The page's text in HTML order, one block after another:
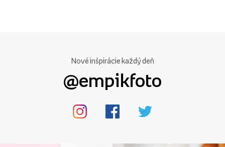
Nové inšpirácie každý deň
@empikfoto